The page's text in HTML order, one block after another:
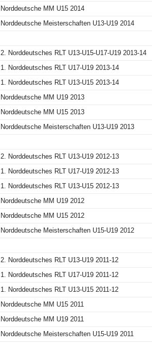
Norddeutsche MM U15 2014
Norddeutsche Meisterschaften U13-U19 2014
2. Norddeutsches RLT U13-U15-U17-U19 2013-14
1. Norddeutsches RLT U17-U19 2013-14
1. Norddeutsches RLT U13-U15 2013-14
Norddeutsche MM U19 2013
Norddeutsche MM U15 2013
Norddeutsche Meisterschaften U13-U19 2013
2. Norddeutsches RLT U13-U19 2012-13
1. Norddeutsches RLT U17-U19 2012-13
1. Norddeutsches RLT U13-U15 2012-13
Norddeutsche MM U19 2012
Norddeutsche MM U15 2012
Norddeutsche Meisterschaften U15-U19 2012
2. Norddeutsches RLT U13-U19 2011-12
1. Norddeutsches RLT U17-U19 2011-12
1. Norddeutsches RLT U13-U15 2011-12
Norddeutsche MM U15 2011
Norddeutsche MM U19 2011
Norddeutsche Meisterschaften U15-U19 2011